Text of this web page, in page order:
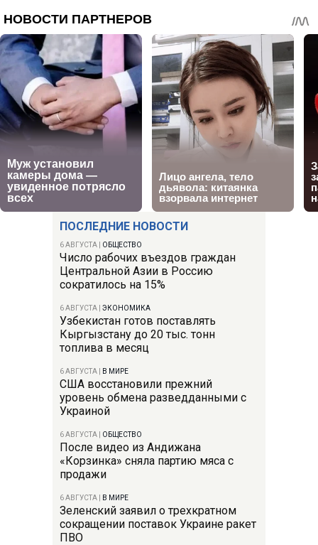
ПОСЛЕДНИЕ НОВОСТИ
6 АВГУСТА ОБЩЕСТВО
Число рабочих въездов граждан
Центральной Азии в Россию
сократилось на 15%
6 АВГУСТА ЭКОНОМИКА
Узбекистан готов поставлять
Кыргызстану до 20 тыс. тонн
топлива в месяц
6 АВГУСТА В МИРЕ
США восстановили прежний
уровень обмена разведданными с
Украиной
6 АВГУСТА ОБЩЕСТВО
После видео из Андижана
«Корзинка» сняла партию мяса с
продажи
6 АВГУСТА В МИРЕ
Зеленский заявил о трехкратном
сокращении поставок Украине ракет
ПВО